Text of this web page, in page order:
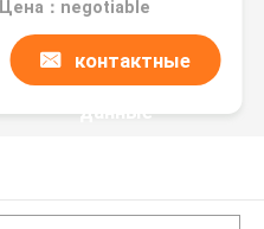
Цена：negotiable
контактные
данные